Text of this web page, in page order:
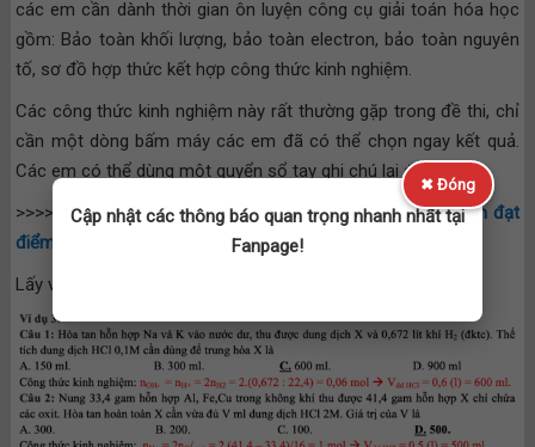
các em cần dành thời gian ôn luyện công cụ giải toán hóa học
gồm: Bảo toàn khối lượng, bảo toàn electron, bảo toàn nguyên
tố, sơ đồ hợp thức kết hợp công thức kinh nghiệm.
Các công thức kinh nghiệm này rất thường gặp trong đề thi, chỉ
cần một dòng bấm máy các em đã có thể chọn ngay kết quả.
Các em có thể dùng một quyển sổ tay ghi chú lại để học.
>>>> Mách bạn:6 mẹo hay trong cách làm bài trắc nghiệm đạt
điểm cao
Lấy ví dụ:
✖ Đóng
Cập nhật các thông báo quan trọng nhanh nhất tại
Fanpage!